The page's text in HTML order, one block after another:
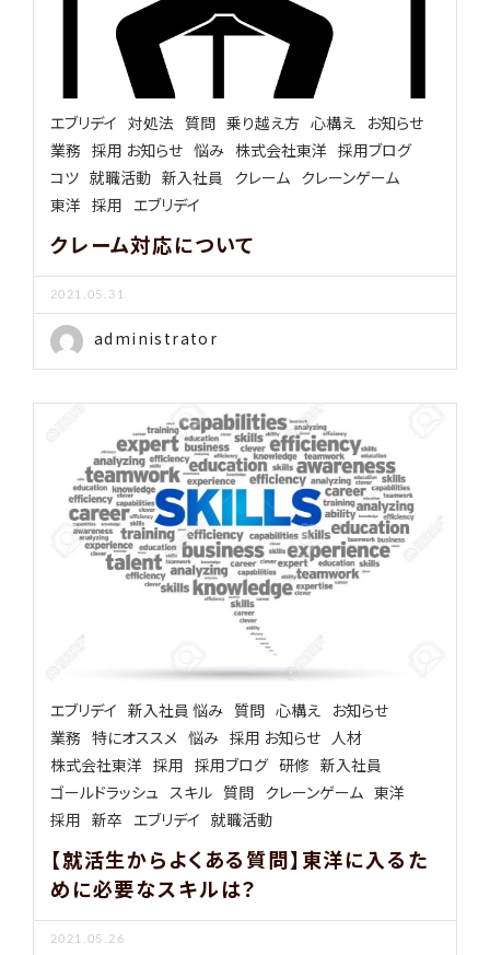
エブリデイ 対処法 質問 乗り越え方 心構え お知らせ
業務 採用 お知らせ 悩み 株式会社東洋 採用ブログ
コツ 就職活動 新入社員 クレーム クレーンゲーム
東洋 採用 エブリデイ
クレーム対応について
2021.05.31
administrator
エブリデイ 新入社員 悩み 質問 心構え お知らせ
業務 特にオススメ 悩み 採用 お知らせ 人材
株式会社東洋 採用 採用ブログ 研修 新入社員
ゴールドラッシュ スキル 質問 クレーンゲーム 東洋
採用 新卒 エブリデイ 就職活動
【就活生からよくある質問】東洋に入るた
めに必要なスキルは？
2021.05.26